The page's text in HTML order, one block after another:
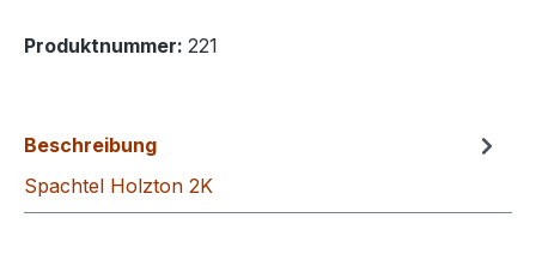
Produktnummer: 221
Beschreibung
Spachtel Holzton 2K